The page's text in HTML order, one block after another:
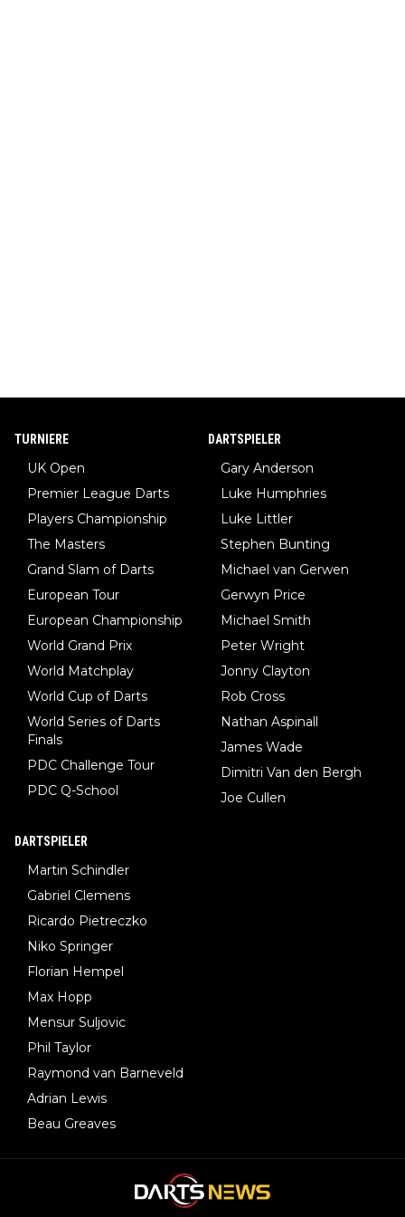
TURNIERE
UK Open
Premier League Darts
Players Championship
The Masters
Grand Slam of Darts
European Tour
European Championship
World Grand Prix
World Matchplay
World Cup of Darts
World Series of Darts
Finals
PDC Challenge Tour
PDC Q-School
DARTSPIELER
Gary Anderson
Luke Humphries
Luke Littler
Stephen Bunting
Michael van Gerwen
Gerwyn Price
Michael Smith
Peter Wright
Jonny Clayton
Rob Cross
Nathan Aspinall
James Wade
Dimitri Van den Bergh
Joe Cullen
DARTSPIELER
Martin Schindler
Gabriel Clemens
Ricardo Pietreczko
Niko Springer
Florian Hempel
Max Hopp
Mensur Suljovic
Phil Taylor
Raymond van Barneveld
Adrian Lewis
Beau Greaves